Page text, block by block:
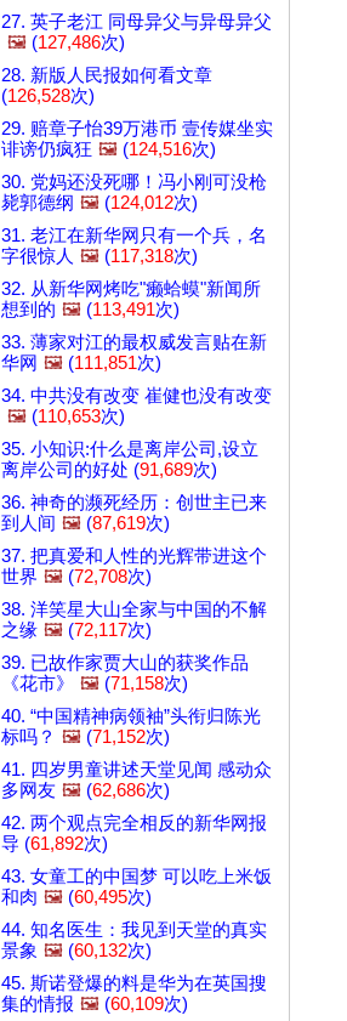
27. 英子老江 同母异父与异母异父
🖼️ (127,486次)
28. 新版人民报如何看文章
(126,528次)
29. 赔章子怡39万港币 壹传媒坐实
诽谤仍疯狂 🖼️ (124,516次)
30. 党妈还没死哪！冯小刚可没枪
毙郭德纲 🖼️ (124,012次)
31. 老江在新华网只有一个兵，名
字很惊人 🖼️ (117,318次)
32. 从新华网烤吃"癞蛤蟆"新闻所
想到的 🖼️ (113,491次)
33. 薄家对江的最权威发言贴在新
华网 🖼️ (111,851次)
34. 中共没有改变 崔健也没有改变
🖼️ (110,653次)
35. 小知识:什么是离岸公司,设立
离岸公司的好处 (91,689次)
36. 神奇的濒死经历：创世主已来
到人间 🖼️ (87,619次)
37. 把真爱和人性的光辉带进这个
世界 🖼️ (72,708次)
38. 洋笑星大山全家与中国的不解
之缘 🖼️ (72,117次)
39. 已故作家贾大山的获奖作品
《花市》
🖼️ (71,158次)
40. “中国精神病领袖”头衔归陈光
标吗？ 🖼️ (71,152次)
41. 四岁男童讲述天堂见闻 感动众
多网友 🖼️ (62,686次)
42. 两个观点完全相反的新华网报
导 (61,892次)
43. 女童工的中国梦 可以吃上米饭
和肉 🖼️ (60,495次)
44. 知名医生：我见到天堂的真实
景象 🖼️ (60,132次)
45. 斯诺登爆的料是华为在英国搜
集的情报 🖼️ (60,109次)